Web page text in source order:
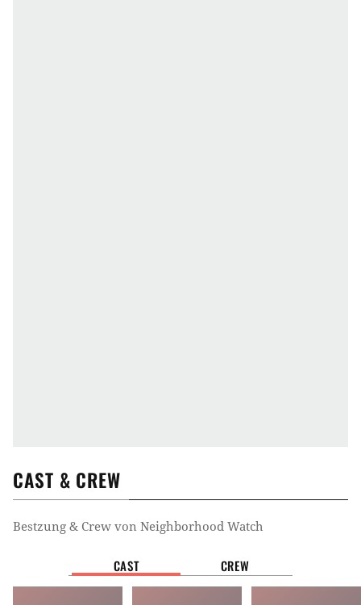
CAST & CREW
Bestzung & Crew von Neighborhood Watch
CAST CREW